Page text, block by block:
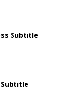
Subtitle
Subtitle